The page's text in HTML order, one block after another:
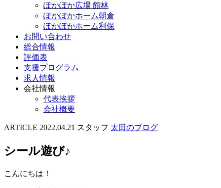
ぽかぽか広場 館林
ぽかぽかホーム朝倉
ぽかぽかホーム利保
お問い合わせ
総合情報
評価表
支援プログラム
求人情報
会社情報
代表挨拶
会社概要
ARTICLE 2022.04.21 スタッフ 太田のブログ
シール遊び♪
こんにちは！